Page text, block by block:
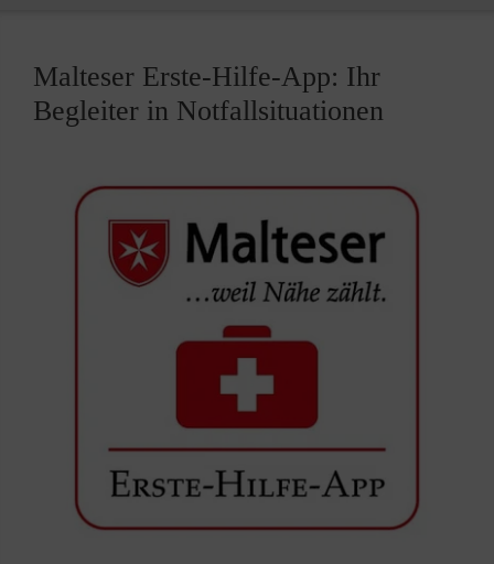
Malteser Erste-Hilfe-App: Ihr
Begleiter in Notfallsituationen